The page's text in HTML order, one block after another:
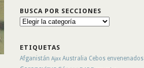
BUSCA POR SECCIONES
Busca
ETIQUETAS
Afganistán Ajax Australia Cebos envenenados